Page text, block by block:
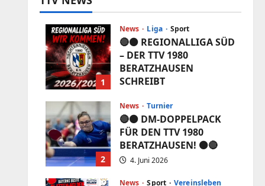
1
News Liga Sport
🔴⚫️ REGIONALLIGA SÜD
– DER TTV 1980
BERATZHAUSEN
SCHREIBT
⚫️🔴
5. Juni 2026
2
News Turnier
🔴⚫️ DM-DOPPELPACK
FÜR DEN TTV 1980
BERATZHAUSEN! ⚫️🔴
4. Juni 2026
News Sport Vereinsleben